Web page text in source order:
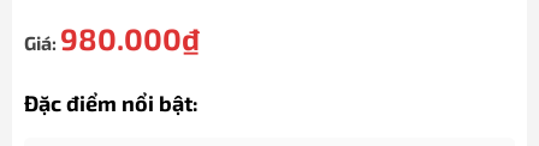
Giá: 980.000₫
Đặc điểm nổi bật: